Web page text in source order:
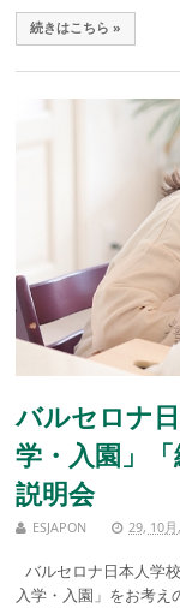
続きはこちら »
バルセロナ
学・入園」
説明会
ESJAPON 29, 10
バルセロナ日本人学
入学・入園」をお考え